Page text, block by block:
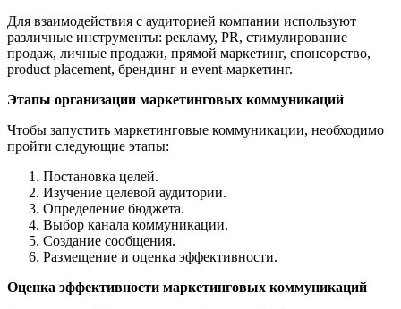
Для взаимодействия с аудиторией компании используют
различные инструменты: рекламу, PR, стимулирование
продаж, личные продажи, прямой маркетинг, спонсорство,
product placement, брендинг и event-маркетинг.
Этапы организации маркетинговых коммуникаций
Чтобы запустить маркетинговые коммуникации, необходимо
пройти следующие этапы:
Постановка целей.
Изучение целевой аудитории.
Определение бюджета.
Выбор канала коммуникации.
Создание сообщения.
Размещение и оценка эффективности.
Оценка эффективности маркетинговых коммуникаций